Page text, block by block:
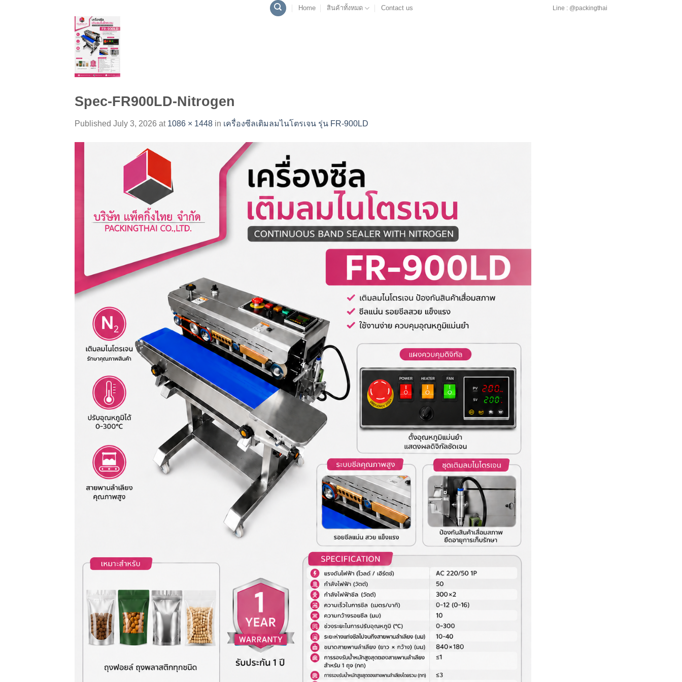
Home สินค้าทั้งหมด Contact us Line : @packingthai
Spec-FR900LD-Nitrogen
Published July 3, 2026 at 1086 × 1448 in เครื่องซีลเติมลมไนโตรเจน รุ่น FR-900LD